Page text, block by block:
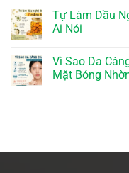
Tự Làm Dầu
Ai Nói
Vì Sao Da
Mặt Bóng